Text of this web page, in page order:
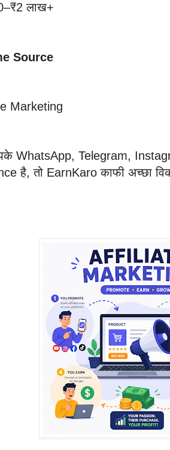
लाख+
Source
Marketing
WhatsApp, Telegram,
है, तो EarnKaro काफी अच्छा